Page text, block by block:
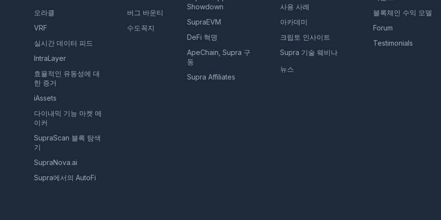
오라클
VRF
실시간 데이터 피드
IntraLayer
효율적인 유동성에 대
한 증거
iAssets
다이내믹 기능 마켓 메
이커
SupraScan 블록 탐색
기
SupraNova.ai
Supra에서의 AutoFi
버그 바운티
수도꼭지
Showdown
SupraEVM
DeFi 혁명
ApeChain, Supra 구
동
Supra Affiliates
사용 사례
아카데미
크립토 인사이트
Supra 기술 웨비나
뉴스
블록체인 수익 모델
Forum
Testimonials